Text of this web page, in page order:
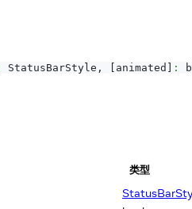
StatusBarStyle , [ animated ] :
类型